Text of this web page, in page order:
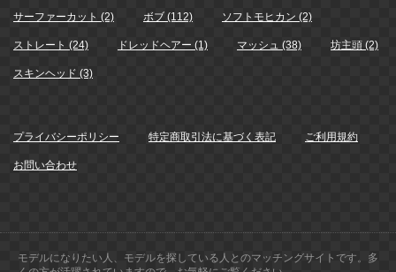
サーファーカット (2) ボブ (112) ソフトモヒカン (2)
ストレート (24) ドレッドヘアー (1) マッシュ (38) 坊主頭 (2)
スキンヘッド (3)
プライバシーポリシー 特定商取引法に基づく表記 ご利用規約
お問い合わせ
モデルになりたい人、モデルを探している人とのマッチングサイトです。多